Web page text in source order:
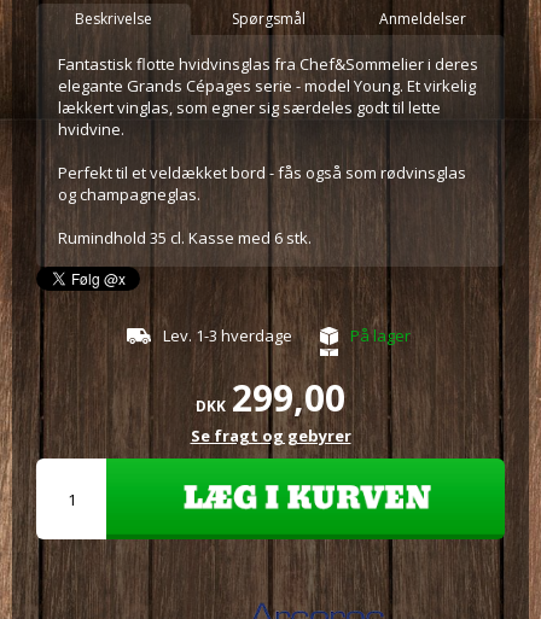
Beskrivelse Spørgsmål Anmeldelser
Fantastisk flotte hvidvinsglas fra Chef&Sommelier i deres
elegante Grands Cépages serie - model Young. Et virkelig
lækkert vinglas, som egner sig særdeles godt til lette
hvidvine.
Perfekt til et veldækket bord - fås også som rødvinsglas
og champagneglas.
Rumindhold 35 cl. Kasse med 6 stk.
Lev. 1-3 hverdage På lager
DKK 299,00
Se fragt og gebyrer